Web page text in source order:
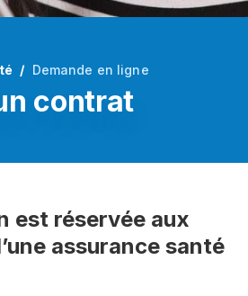
Demande en ligne
contrat
est réservée aux
assurance santé